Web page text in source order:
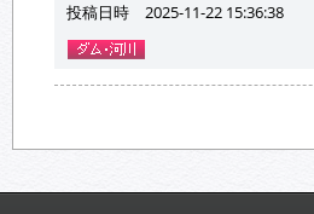
投稿日時 2025-11-22 15:36:38